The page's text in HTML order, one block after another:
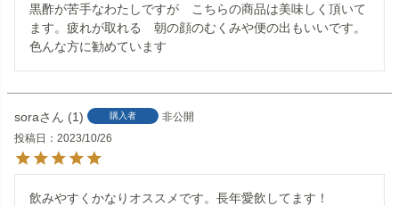
黒酢が苦手なわたしですが　こちらの商品は美味しく頂いて
ます。疲れが取れる　朝の顔のむくみや便の出もいいです。
色んな方に勧めています
sora 1 購入者
非公開
投稿日
2023/10/26
飲みやすくかなりオススメです。長年愛飲してます！